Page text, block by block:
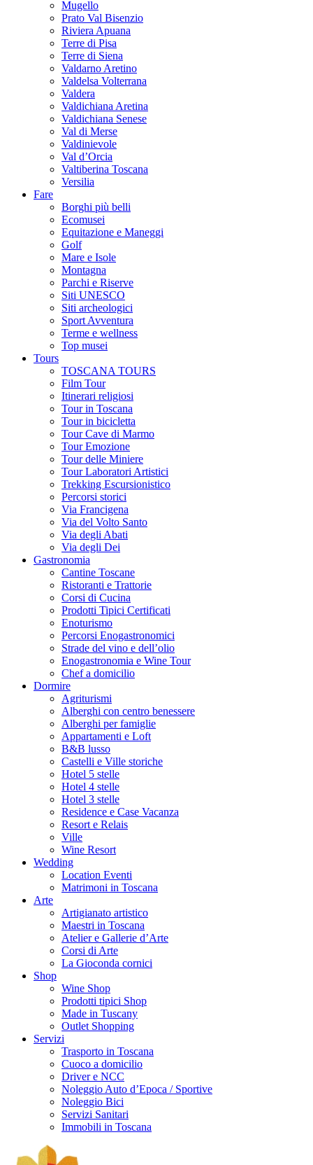
Mugello
Prato Val Bisenzio
Riviera Apuana
Terre di Pisa
Terre di Siena
Valdarno Aretino
Valdelsa Volterrana
Valdera
Valdichiana Aretina
Valdichiana Senese
Val di Merse
Valdinievole
Val d’Orcia
Valtiberina Toscana
Versilia
Fare
Borghi più belli
Ecomusei
Equitazione e Maneggi
Golf
Mare e Isole
Montagna
Parchi e Riserve
Siti UNESCO
Siti archeologici
Sport Avventura
Terme e wellness
Top musei
Tours
TOSCANA TOURS
Film Tour
Itinerari religiosi
Tour in Toscana
Tour in bicicletta
Tour Cave di Marmo
Tour Emozione
Tour delle Miniere
Tour Laboratori Artistici
Trekking Escursionistico
Percorsi storici
Via Francigena
Via del Volto Santo
Via degli Abati
Via degli Dei
Gastronomia
Cantine Toscane
Ristoranti e Trattorie
Corsi di Cucina
Prodotti Tipici Certificati
Enoturismo
Percorsi Enogastronomici
Strade del vino e dell’olio
Enogastronomia e Wine Tour
Chef a domicilio
Dormire
Agriturismi
Alberghi con centro benessere
Alberghi per famiglie
Appartamenti e Loft
B&B lusso
Castelli e Ville storiche
Hotel 5 stelle
Hotel 4 stelle
Hotel 3 stelle
Residence e Case Vacanza
Resort e Relais
Ville
Wine Resort
Wedding
Location Eventi
Matrimoni in Toscana
Arte
Artigianato artistico
Maestri in Toscana
Atelier e Gallerie d’Arte
Corsi di Arte
La Gioconda cornici
Shop
Wine Shop
Prodotti tipici Shop
Made in Tuscany
Outlet Shopping
Servizi
Trasporto in Toscana
Cuoco a domicilio
Driver e NCC
Noleggio Auto d’Epoca / Sportive
Noleggio Bici
Servizi Sanitari
Immobili in Toscana